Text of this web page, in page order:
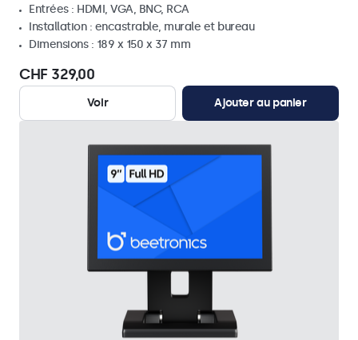
Entrées : HDMI, VGA, BNC, RCA
Installation : encastrable, murale et bureau
Dimensions : 189 x 150 x 37 mm
CHF 329,00
Voir Ajouter au panier